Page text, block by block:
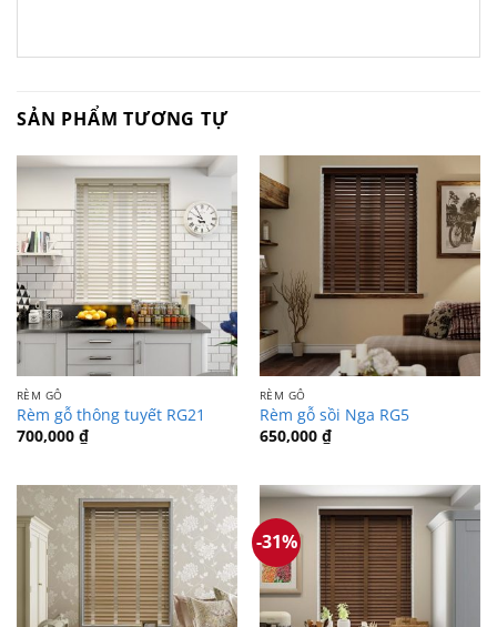
SẢN PHẨM TƯƠNG TỰ
RÈM GỖ
Rèm gỗ thông tuyết RG21
700,000 ₫
RÈM GỖ
Rèm gỗ sồi Nga RG5
650,000 ₫
-31%